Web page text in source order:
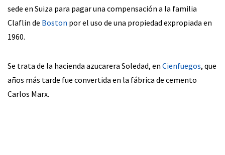
sede en Suiza para pagar una compensación a la familia
Claflin de Boston por el uso de una propiedad expropiada en
1960.
Se trata de la hacienda azucarera Soledad, en Cienfuegos, que
años más tarde fue convertida en la fábrica de cemento
Carlos Marx.